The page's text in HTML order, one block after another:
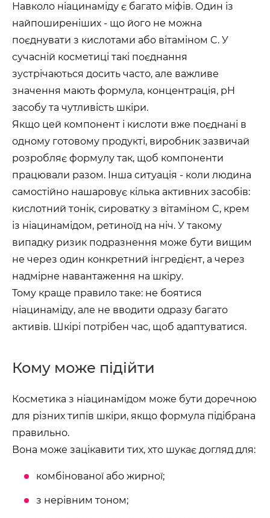
Навколо ніацинаміду є багато міфів. Один із
найпоширеніших - що його не можна
поєднувати з кислотами або вітаміном C. У
сучасній косметиці такі поєднання
зустрічаються досить часто, але важливе
значення мають формула, концентрація, pH
засобу та чутливість шкіри.
Якщо цей компонент і кислоти вже поєднані в
одному готовому продукті, виробник зазвичай
розробляє формулу так, щоб компоненти
працювали разом. Інша ситуація - коли людина
самостійно нашаровує кілька активних засобів:
кислотний тонік, сироватку з вітаміном C, крем
із ніацинамідом, ретиноїд на ніч. У такому
випадку ризик подразнення може бути вищим
не через один конкретний інгредієнт, а через
надмірне навантаження на шкіру.
Тому краще правило таке: не боятися
ніацинаміду, але не вводити одразу багато
активів. Шкірі потрібен час, щоб адаптуватися.
Кому може підійти
Косметика з ніацинамідом може бути доречною
для різних типів шкіри, якщо формула підібрана
правильно.
Вона може зацікавити тих, хто шукає догляд для:
комбінованої або жирної;
з нерівним тоном;